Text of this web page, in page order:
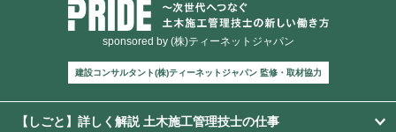
sponsored by (株)ティーネットジャパン
建設コンサルタント(株)ティーネットジャパン 監修・取材協力
【しごと】詳しく解説 土木施工管理技士の仕事